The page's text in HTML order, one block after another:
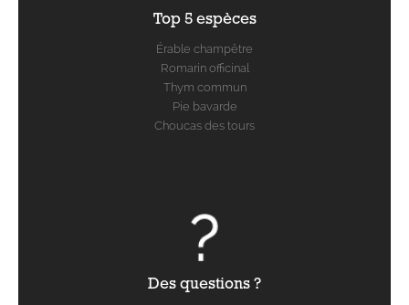
Top 5 espèces
Érable champêtre
Romarin officinal
Thym commun
Pie bavarde
Choucas des tours
Des questions ?